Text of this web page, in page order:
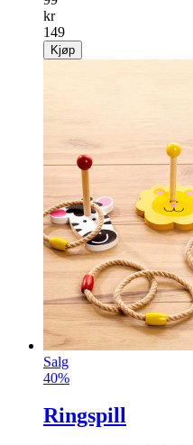
kr
149
Kjøp
Salg
40%
Ringspill